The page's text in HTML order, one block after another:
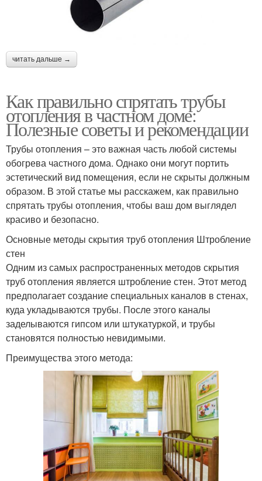
читать дальше →
Как правильно спрятать трубы
отопления в частном доме:
Полезные советы и рекомендации
Трубы отопления – это важная часть любой системы
обогрева частного дома. Однако они могут портить
эстетический вид помещения, если не скрыты должным
образом. В этой статье мы расскажем, как правильно
спрятать трубы отопления, чтобы ваш дом выглядел
красиво и безопасно.
Основные методы скрытия труб отопления Штробление
стен
Одним из самых распространенных методов скрытия
труб отопления является штробление стен. Этот метод
предполагает создание специальных каналов в стенах,
куда укладываются трубы. После этого каналы
заделываются гипсом или штукатуркой, и трубы
становятся полностью невидимыми.
Преимущества этого метода: